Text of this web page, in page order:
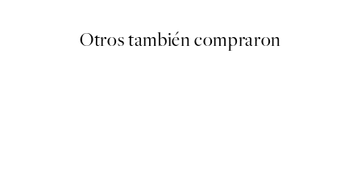
Otros también compraron